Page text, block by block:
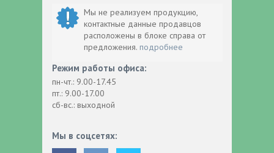
Мы не реализуем продукцию,
контактные данные продавцов
расположены в блоке справа от
предложения. подробнее
Режим работы офиса:
пн-чт.: 9.00-17.45
пт.: 9.00-17.00
сб-вс.: выходной
Мы в соцсетях: